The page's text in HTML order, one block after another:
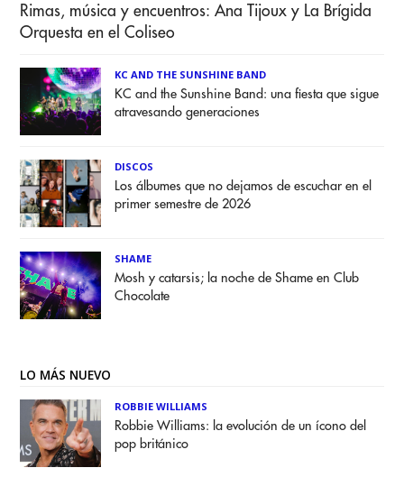
Rimas, música y encuentros: Ana Tijoux y La Brígida
Orquesta en el Coliseo
KC AND THE SUNSHINE BAND
KC and the Sunshine Band: una fiesta que sigue
atravesando generaciones
DISCOS
Los álbumes que no dejamos de escuchar en el
primer semestre de 2026
SHAME
Mosh y catarsis; la noche de Shame en Club
Chocolate
LO MÁS NUEVO
ROBBIE WILLIAMS
Robbie Williams: la evolución de un ícono del
pop británico